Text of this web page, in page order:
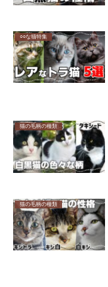
○○な猫特集
猫の毛柄の種類
猫の毛柄の種類